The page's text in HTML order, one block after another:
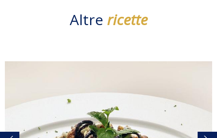
Altre ricette